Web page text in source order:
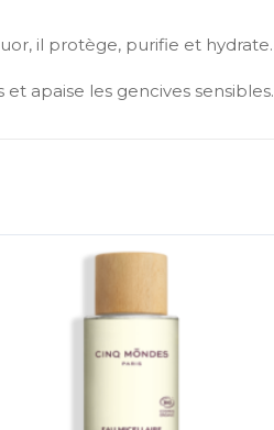
il protège, purifie et hydrate.
apaise les gencives sensibles.